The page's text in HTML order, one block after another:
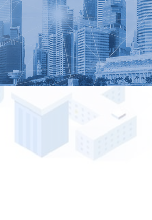
会社概要
沿革
品質保証体制
サステナビリティ